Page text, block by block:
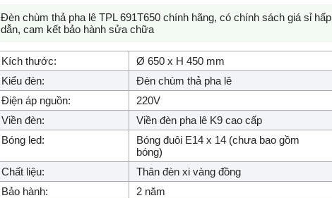
Đèn chùm thả pha lê TPL 691T650 chính hãng, có chính sách giá sỉ hấp
dẫn, cam kết bảo hành sửa chữa
Kích thước:
Ø 650 x H 450 mm
Kiểu đèn:
Đèn chùm thả pha lê
Điện áp nguồn:
220V
Viền đèn:
Viền đèn pha lê K9 cao cấp
Bóng led:
Bóng đuôi E14 x 14 (chưa bao gồm
bóng)
Chất liệu:
Thân đèn xi vàng đồng
Bảo hành:
2 năm